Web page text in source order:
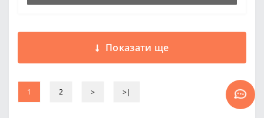
Показати ще
1 2 > >|